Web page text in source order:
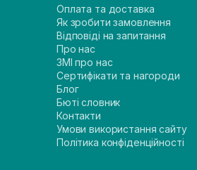
Оплата та доставка
Як зробити замовлення
Відповіді на запитання
Про нас
ЗМІ про нас
Сертифікати та нагороди
Блог
Бюті словник
Контакти
Умови використання сайту
Політика конфіденційності